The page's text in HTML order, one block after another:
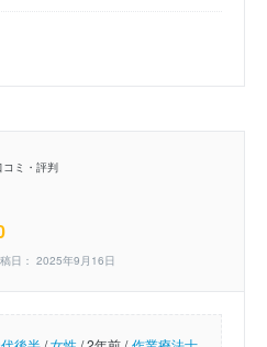
ミ・評判
日： 2025年9月16日